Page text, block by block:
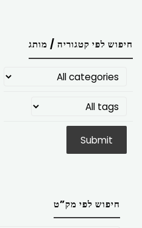
חיפוש לפי קטגוריה / מותג
חיפוש לפי מק”ט